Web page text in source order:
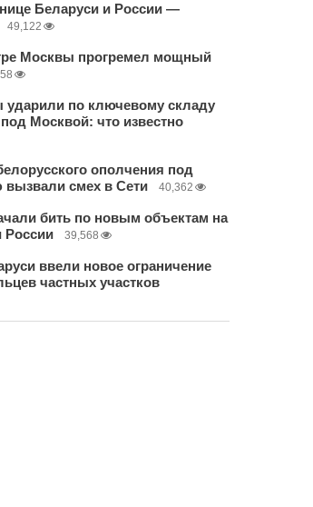
Беларуси и России —
49,122
Москвы прогремел мощный
по ключевому складу
Москвой: что известно
ополчения под
смех в Сети
40,362
бить по новым объектам на
России
39,568
ввели новое ограничение
частных участков